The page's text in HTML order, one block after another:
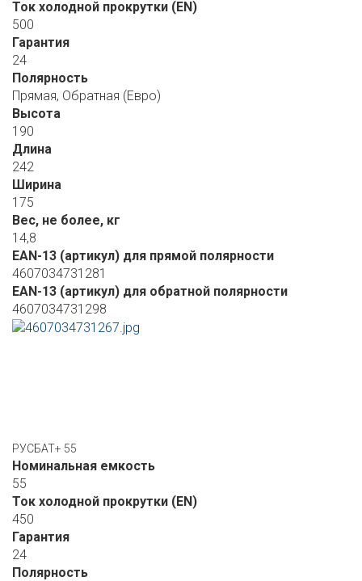
Ток холодной прокрутки (EN)
500
Гарантия
24
Полярность
Прямая, Обратная (Евро)
Высота
190
Длина
242
Ширина
175
Вес, не более, кг
14,8
EAN-13 (артикул) для прямой полярности
4607034731281
EAN-13 (артикул) для обратной полярности
4607034731298
РУСБАТ+ 55
Номинальная емкость
55
Ток холодной прокрутки (EN)
450
Гарантия
24
Полярность